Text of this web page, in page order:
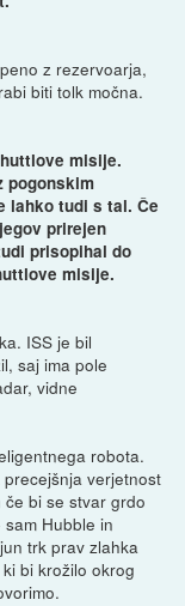
z rezervoarja,
biti tolk močna.
misije.
pogonskim
lahko tudi s tal. Če
prirejen
prisopihal do
misije.
ISS je bil
saj ima pole
vidne
robota.
verjetnost
bi se stvar grdo
Hubble in
trk prav zlahka
bi krožilo okrog